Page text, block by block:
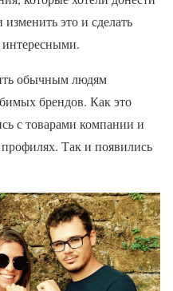
это и сделать
обычным людям
брендов. Как это
с товарами компании и
Так и появились